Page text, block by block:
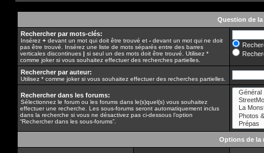
Question de la
Rechercher par mots-clés:
Insérez + devant un mot qui doit être trouvé et - devant un mot qui ne doit
pas être trouvé. Insérez une liste de mots séparés entre des barres
verticales discontinues | si seul un des mots doit être trouvé. Utilisez *
comme joker si vous souhaitez effectuer des recherches partielles.
Rechercher par auteur:
Utilisez * comme joker si vous souhaitez effectuer des recherches partielles.
Rechercher dans les forums:
Sélectionnez le forum ou les forums dans le(s)quel(s) vous souhaitez
effectuer une recherche. Les sous-forums seront automatiquement inclus
dans la recherche si vous ne désactivez pas ci-dessous l’option
“Rechercher dans les sous-forums”.
Options de la